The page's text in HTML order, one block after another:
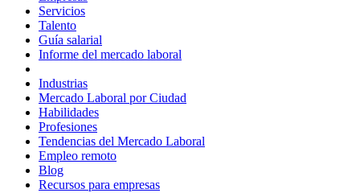
Servicios
Talento
Guía salarial
Informe del mercado laboral
Industrias
Mercado Laboral por Ciudad
Habilidades
Profesiones
Tendencias del Mercado Laboral
Empleo remoto
Blog
Recursos para empresas